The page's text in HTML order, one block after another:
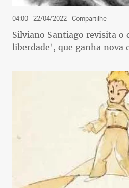
04:00 - 22/04/2022- Compartilhe
Silviano Santiago revisita o
liberdade', que ganha nova